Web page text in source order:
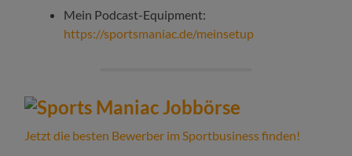
Mein Podcast-Equipment:
https://sportsmaniac.de/meinsetup
Jetzt die besten Bewerber im Sportbusiness finden!